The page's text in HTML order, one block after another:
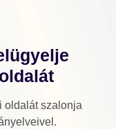
oldalát szalonja